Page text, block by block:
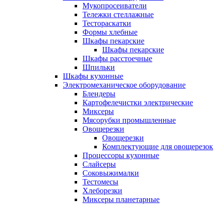
Мукопросеиватели
Тележки стеллажные
Тестораскатки
Формы хлебные
Шкафы пекарские
Шкафы пекарские
Шкафы расстоечные
Шпильки
Шкафы кухонные
Электромеханическое оборудование
Блендеры
Картофелечистки электрические
Миксеры
Мясорубки промышленные
Овощерезки
Овощерезки
Комплектующие для овощерезок
Процессоры кухонные
Слайсеры
Соковыжималки
Тестомесы
Хлеборезки
Миксеры планетарные